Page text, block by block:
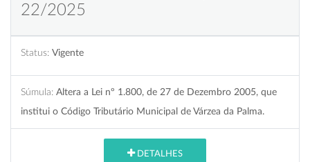
22/2025
Status: Vigente
Súmula: Altera a Lei nº 1.800, de 27 de Dezembro 2005, que
institui o Código Tributário Municipal de Várzea da Palma.
DETALHES